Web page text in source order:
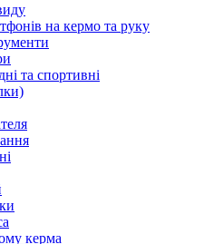
на кермо та руку
та спортивні
керма